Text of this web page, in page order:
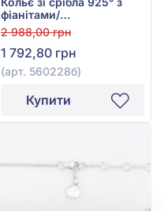
фіанітами/
куб.цирконієм, арт.
560228б
2 988,00 грн
1 792,80 грн
(арт. 560228б)
Купити